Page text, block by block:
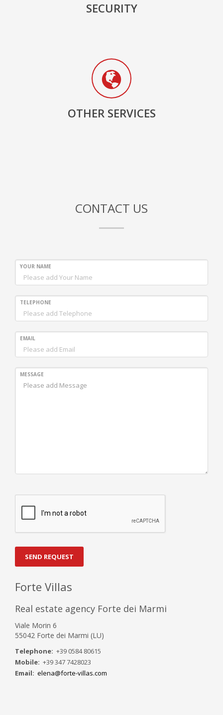
SECURITY
OTHER SERVICES
CONTACT US
YOUR NAME
TELEPHONE
EMAIL
MESSAGE
SEND REQUEST
Forte Villas
Real estate agency Forte dei Marmi
Viale Morin 6
55042 Forte dei Marmi (LU)
Telephone: +39 0584 80615
Mobile: +39 347 7428023
Email: elena@forte-villas.com